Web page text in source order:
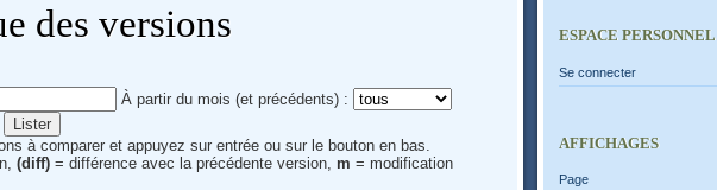
des versions
À partir du mois (et précédents) :
à comparer et appuyez sur entrée ou sur le bouton en bas.
(diff)= différence avec la précédente version, m = modification
ESPACE PERSONNEL
Se connecter
AFFICHAGES
Page